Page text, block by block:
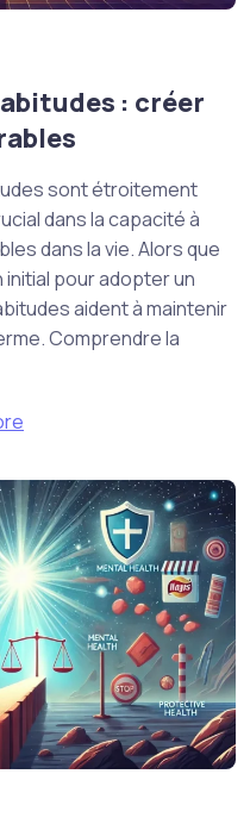
: créer
sont étroitement
dans la capacité à
dans la vie. Alors que
initial pour adopter un
aident à maintenir
Comprendre la